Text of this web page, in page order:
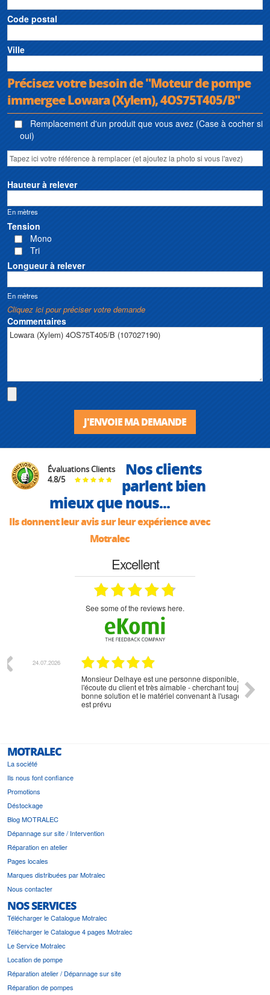
Code postal
Ville
Précisez votre besoin de "Moteur de pompe
immergee Lowara (Xylem), 4OS75T405/B"
Remplacement d'un produit que vous avez (Case à cocher si
oui)
Hauteur à relever
En mètres
Tension
Mono
Tri
Longueur à relever
En mètres
Cliquez ici pour préciser votre demande
Commentaires
J'ENVOIE MA DEMANDE
Évaluations Clients
4.8/5
Nos clients
parlent bien
mieux que nous...
Ils donnent leur avis sur leur expérience avec
Motralec
Excellent
see some of the reviews here.
Monsieur Delhaye est une personne disponible, à
l'écoute du client et très aimable - cherchant toujours la
bonne solution et le matériel convenant à l'usage qui en
MOTRALEC
La société
Ils nous font confiance
Promotions
Déstockage
Blog MOTRALEC
Dépannage sur site / Intervention
Réparation en atelier
Pages locales
Marques distribuées par Motralec
Nous contacter
NOS SERVICES
Télécharger le Catalogue Motralec
Télécharger le Catalogue 4 pages Motralec
Le Service Motralec
Location de pompe
Réparation atelier / Dépannage sur site
Réparation de pompes